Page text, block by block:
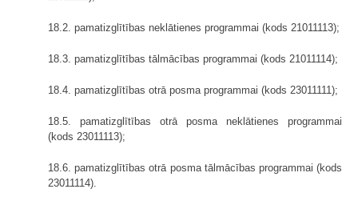
18.2. pamatizglītības neklātienes programmai (kods 21011113);
18.3. pamatizglītības tālmācības programmai (kods 21011114);
18.4. pamatizglītības otrā posma programmai (kods 23011111);
18.5. pamatizglītības otrā posma neklātienes programmai
(kods 23011113);
18.6. pamatizglītības otrā posma tālmācības programmai (kods
23011114).